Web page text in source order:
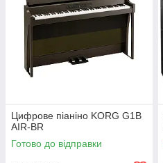
Цифрове піаніно KORG G1B
AIR-BR
Готово до відправки